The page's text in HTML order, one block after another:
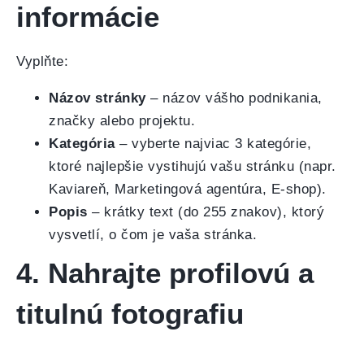
informácie
Vyplňte:
Názov stránky– názov vášho podnikania,
značky alebo projektu.
Kategória– vyberte najviac 3 kategórie,
ktoré najlepšie vystihujú vašu stránku (napr.
Kaviareň, Marketingová agentúra, E-shop).
Popis – krátky text (do 255 znakov), ktorý
vysvetlí, o čom je vaša stránka.
4. Nahrajte profilovú a
titulnú fotografiu